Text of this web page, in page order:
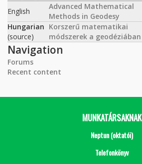
English
Advanced Mathematical
Methods in Geodesy
Hungarian
(source)
Korszerű matematikai
módszerek a geodéziában
Navigation
Forums
Recent content
MUNKATÁRSAKNAK
Neptun (oktatói)
Telefonkönyv